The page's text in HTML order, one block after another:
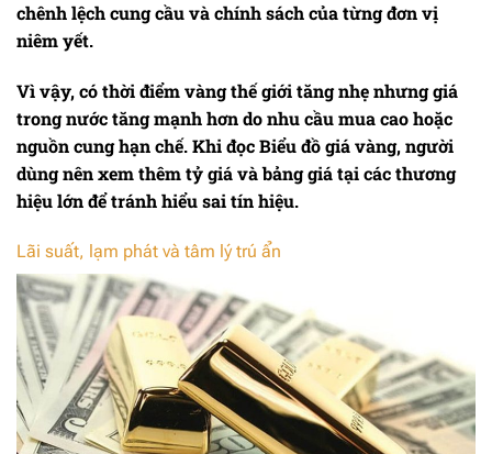
chênh lệch cung cầu và chính sách của từng đơn vị
niêm yết.
Vì vậy, có thời điểm vàng thế giới tăng nhẹ nhưng giá
trong nước tăng mạnh hơn do nhu cầu mua cao hoặc
nguồn cung hạn chế. Khi đọcBiểu đồ giá vàng, người
dùng nên xem thêm tỷ giá và bảng giá tại các thương
hiệu lớn để tránh hiểu sai tín hiệu.
Lãi suất, lạm phát và tâm lý trú ẩn